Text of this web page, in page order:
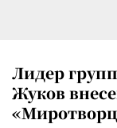
Лидер
Жуков